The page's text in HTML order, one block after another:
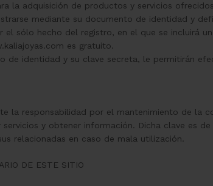
la adquisición de productos y servicios
mediante su documento de identidad y
el sólo hecho del registro, en el que se incluirá
es gratuito.
de identidad y su clave secreta, le permitirán
la responsabilidad por el mantenimiento de la
y obtener información. Dicha clave es
relacionadas en caso de mala utilización.
DE ESTE SITIO